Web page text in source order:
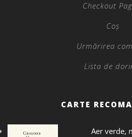
Checkout
Coș
Urmărirea
Lista de
CARTE
Aer verde,